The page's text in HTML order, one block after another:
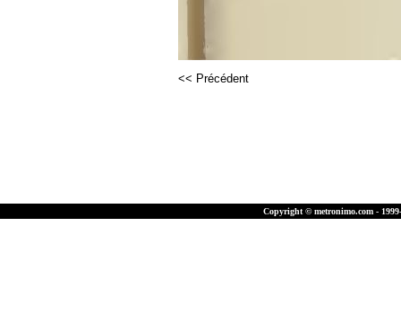
<< Précédent
Copyright © metronimo.com -